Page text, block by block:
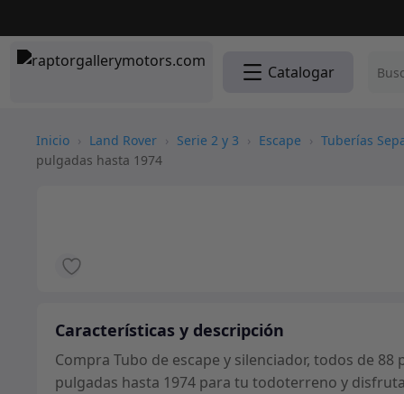
Catalogar
Inicio › Land Rover › Serie 2 y 3 › Escape › Tuberías
pulgadas hasta 1974
Características y descripción
Compra Tubo de escape y silenciador, todos de
pulgadas hasta 1974 para tu todoterreno y